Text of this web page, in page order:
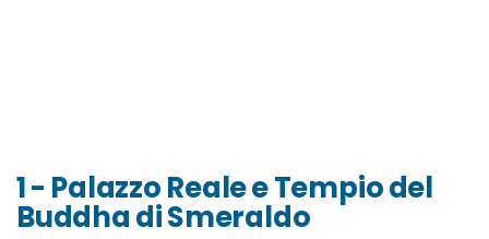
1 - Palazzo Reale e Tempio del
Buddha di Smeraldo